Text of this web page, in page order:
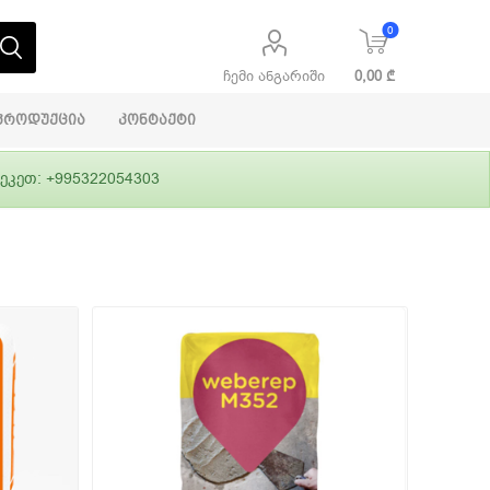
ჩემი ანგარიში
0
0,00 ₾
ფასადები
გრუნტები,
ჰიდროიზოლაცია
ლითონი
სამშენებლო
დანადგარები
კონტაქტი
+995322054303